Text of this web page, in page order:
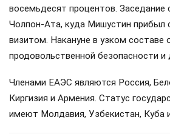
восемьдесят процентов. Заседание
Чолпон-Ата, куда Мишустин прибыл
визитом. Накануне в узком составе
продовольственной безопасности и
Членами ЕАЭС являются Россия,
Киргизия и Армения. Статус
имеют Молдавия, Узбекистан, Куба